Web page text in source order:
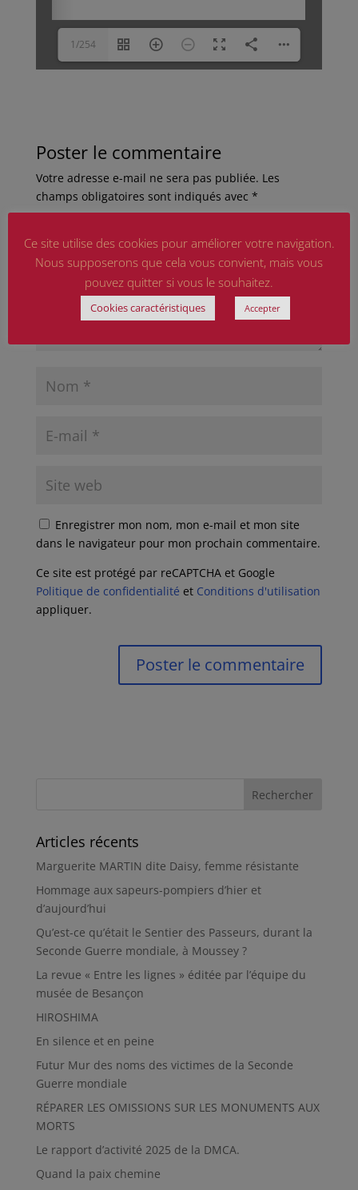
1/254
Poster le commentaire
Votre adresse e-mail ne sera pas publiée. Les
champs obligatoires sont indiqués avec *
Enregistrer mon nom, mon e-mail et mon site
dans le navigateur pour mon prochain commentaire.
Ce site est protégé par reCAPTCHA et Google
Politique de confidentialité et Conditions d'utilisation
appliquer.
Articles récents
Marguerite MARTIN dite Daisy, femme résistante
Hommage aux sapeurs-pompiers d’hier et
d’aujourd’hui
Qu’est-ce qu’était le Sentier des Passeurs, durant la
Seconde Guerre mondiale, à Moussey ?
La revue « Entre les lignes » éditée par l’équipe du
musée de Besançon
HIROSHIMA
En silence et en peine
Futur Mur des noms des victimes de la Seconde
Guerre mondiale
RÉPARER LES OMISSIONS SUR LES MONUMENTS AUX
MORTS
Le rapport d’activité 2025 de la DMCA.
Quand la paix chemine
Ce site utilise des cookies pour améliorer votre navigation.
Nous supposerons que cela vous convient, mais vous
pouvez quitter si vous le souhaitez.
Cookies caractéristiques Accepter